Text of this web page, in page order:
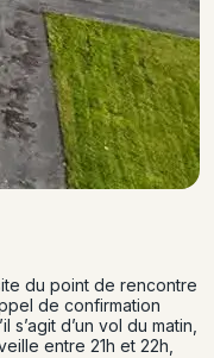
du point de rencontre
de confirmation
d’un vol du matin,
entre 21h et 22h,